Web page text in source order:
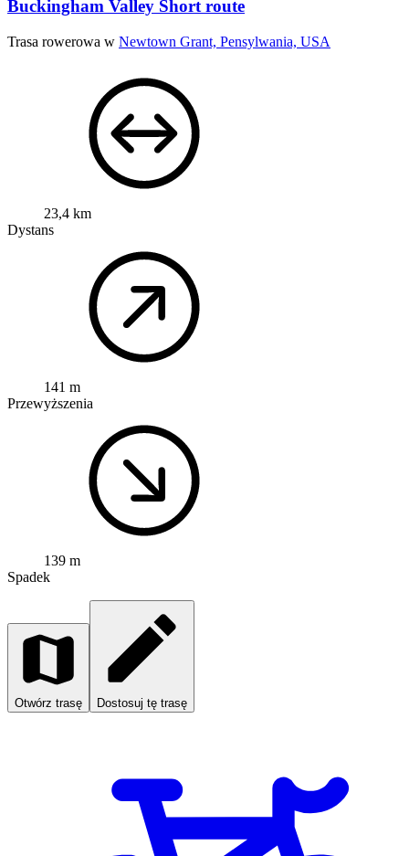
Buckingham Valley Short route
Trasa rowerowa w Newtown Grant, Pensylwania, USA
23,4 km
Dystans
141 m
Przewyższenia
139 m
Spadek
Otwórz trasę Dostosuj tę trasę